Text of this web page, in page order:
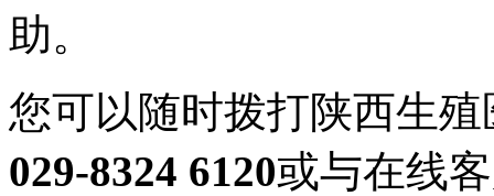
助。
您可以随时拨打陕西生
029-8324 6120或与在线